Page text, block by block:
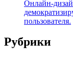
Онлайн-
пользователя.
Рубрики